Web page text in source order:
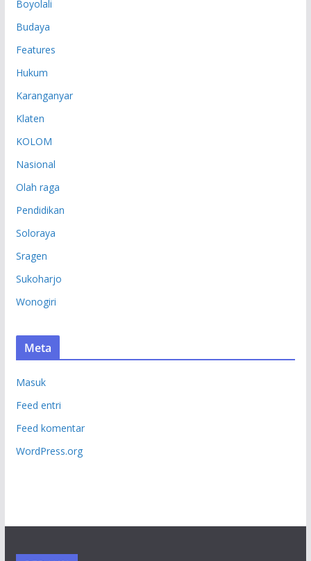
Boyolali
Budaya
Features
Hukum
Karanganyar
Klaten
KOLOM
Nasional
Olah raga
Pendidikan
Soloraya
Sragen
Sukoharjo
Wonogiri
Meta
Masuk
Feed entri
Feed komentar
WordPress.org